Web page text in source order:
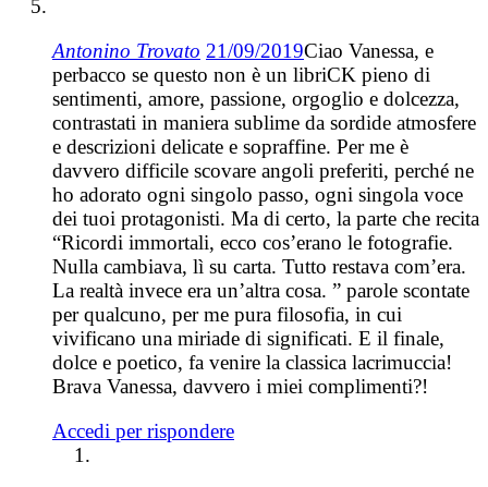
Antonino Trovato 21/09/2019Ciao Vanessa, e
perbacco se questo non è un libriCK pieno di
sentimenti, amore, passione, orgoglio e dolcezza,
contrastati in maniera sublime da sordide atmosfere
e descrizioni delicate e sopraffine. Per me è
davvero difficile scovare angoli preferiti, perché ne
ho adorato ogni singolo passo, ogni singola voce
dei tuoi protagonisti. Ma di certo, la parte che recita
“Ricordi immortali, ecco cos’erano le fotografie.
Nulla cambiava, lì su carta. Tutto restava com’era.
La realtà invece era un’altra cosa. ” parole scontate
per qualcuno, per me pura filosofia, in cui
vivificano una miriade di significati. E il finale,
dolce e poetico, fa venire la classica lacrimuccia!
Brava Vanessa, davvero i miei complimenti?!
Accedi per rispondere